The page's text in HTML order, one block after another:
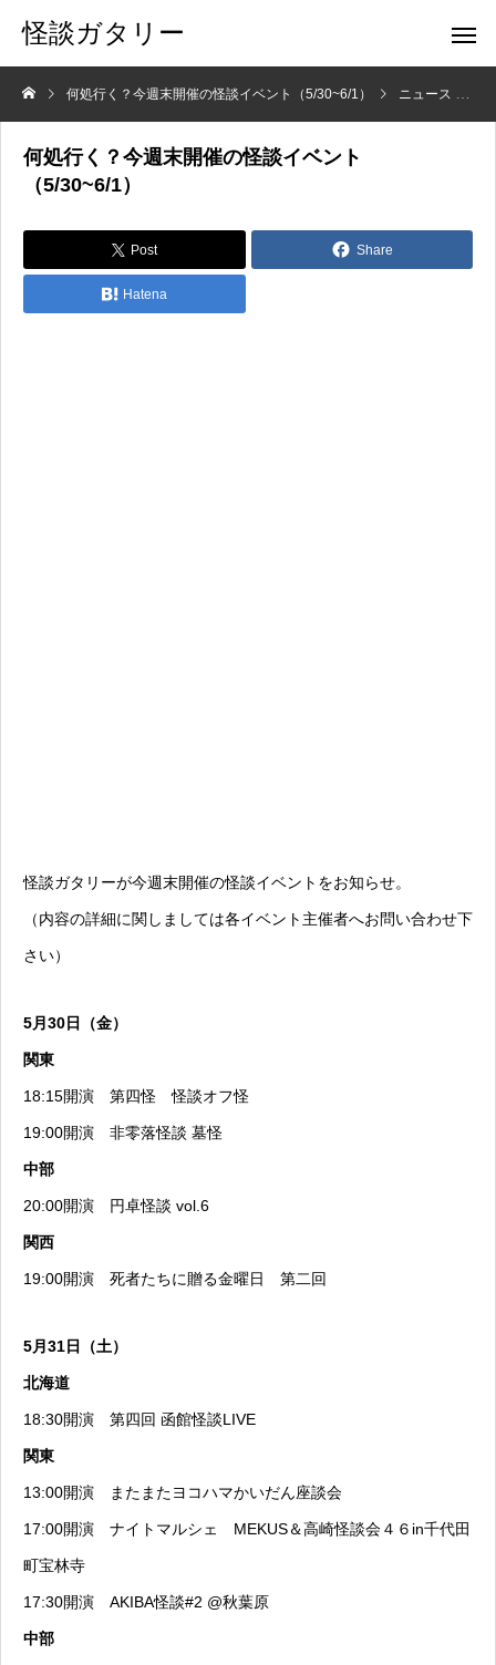
怪談ガタリー
何処行く？今週末開催の怪談イベント（5/30~6/1） ニュース
何処行く？今週末開催の怪談イベント
（5/30~6/1）
Post Share
Hatena
怪談ガタリーが今週末開催の怪談イベントをお知らせ。
（内容の詳細に関しましては各イベント主催者へお問い合わせ下
さい）
5月30日（金）
関東
18:15開演 第四怪 怪談オフ怪
19:00開演 非零落怪談 墓怪
中部
20:00開演 円卓怪談 vol.6
関西
19:00開演 死者たちに贈る金曜日 第二回
5月31日（土）
北海道
18:30開演 第四回 函館怪談LIVE
関東
13:00開演 またまたヨコハマかいだん座談会
17:00開演 ナイトマルシェ MEKUS＆高崎怪談会４６in千代田
町宝林寺
17:30開演 AKIBA怪談#2 @秋葉原
中部